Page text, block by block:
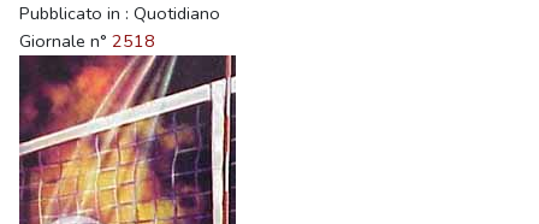
Pubblicato in : Quotidiano
Giornale n° 2518